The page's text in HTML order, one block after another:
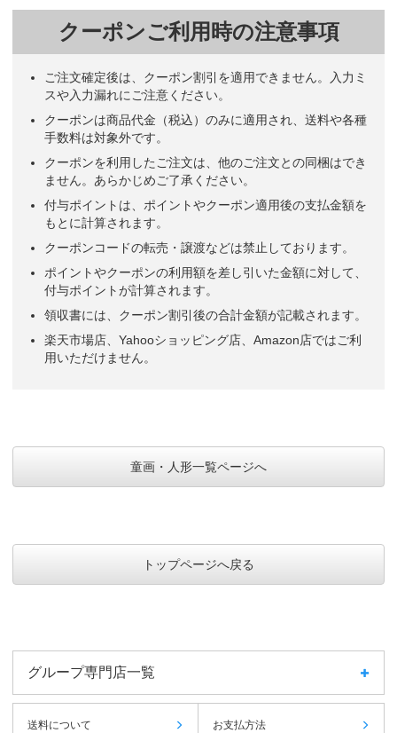
クーポンご利用時の注意事項
ご注文確定後は、クーポン割引を適用できません。入力ミ
スや入力漏れにご注意ください。
クーポンは商品代金（税込）のみに適用され、送料や各種
手数料は対象外です。
クーポンを利用したご注文は、他のご注文との同梱はでき
ません。あらかじめご了承ください。
付与ポイントは、ポイントやクーポン適用後の支払金額を
もとに計算されます。
クーポンコードの転売・譲渡などは禁止しております。
ポイントやクーポンの利用額を差し引いた金額に対して、
付与ポイントが計算されます。
領収書には、クーポン割引後の合計金額が記載されます。
楽天市場店、Yahooショッピング店、Amazon店ではご利
用いただけません。
童画・人形一覧ページへ
トップページへ戻る
グループ専門店一覧
送料について お支払方法